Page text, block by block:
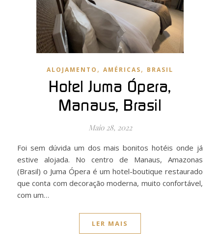
ALOJAMENTO , AMÉRICAS, BRASIL
Hotel Juma Ópera,
Manaus, Brasil
Maio 28, 2022
Foi sem dúvida um dos mais bonitos hotéis onde já
estive alojada. No centro de Manaus, Amazonas
(Brasil) o Juma Ópera é um hotel-boutique restaurado
que conta com decoração moderna, muito confortável,
com um…
LER MAIS